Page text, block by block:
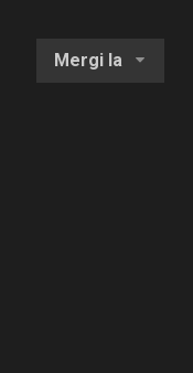
Mergi la